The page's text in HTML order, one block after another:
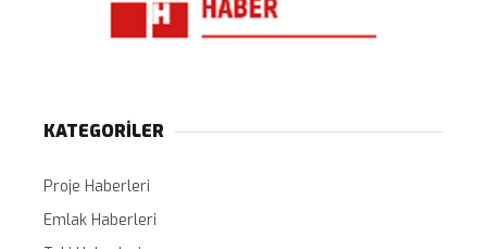
KATEGORİLER
Proje Haberleri
Emlak Haberleri